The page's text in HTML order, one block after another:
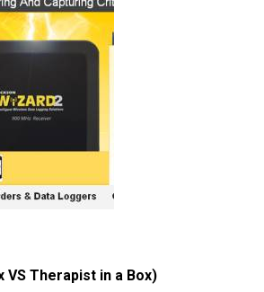
VS Therapist in a Box)